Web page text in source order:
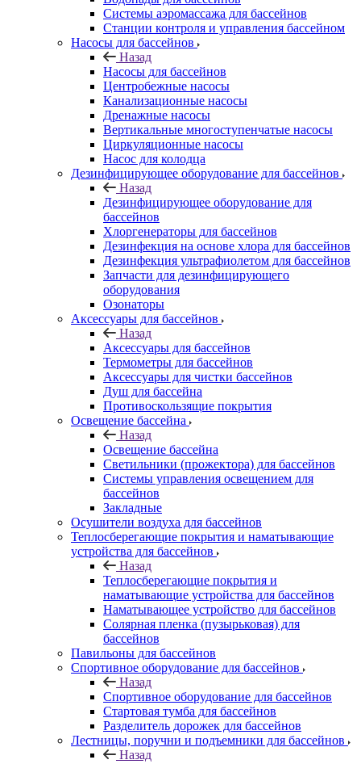
Системы аэромассажа для бассейнов
Станции контроля и управления бассейном
Насосы для бассейнов
Назад
Насосы для бассейнов
Центробежные насосы
Канализационные насосы
Дренажные насосы
Вертикальные многоступенчатые насосы
Циркуляционные насосы
Насос для колодца
Дезинфицирующее оборудование для бассейнов
Назад
Дезинфицирующее оборудование для
бассейнов
Хлоргенераторы для бассейнов
Дезинфекция на основе хлора для бассейнов
Дезинфекция ультрафиолетом для бассейнов
Запчасти для дезинфицирующего
оборудования
Озонаторы
Аксессуары для бассейнов
Назад
Аксессуары для бассейнов
Термометры для бассейнов
Аксессуары для чистки бассейнов
Душ для бассейна
Противоскользящие покрытия
Освещение бассейна
Назад
Освещение бассейна
Светильники (прожектора) для бассейнов
Системы управления освещением для
бассейнов
Закладные
Осушители воздуха для бассейнов
Теплосберегающие покрытия и наматывающие
устройства для бассейнов
Назад
Теплосберегающие покрытия и
наматывающие устройства для бассейнов
Наматывающее устройство для бассейнов
Солярная пленка (пузырьковая) для
бассейнов
Павильоны для бассейнов
Спортивное оборудование для бассейнов
Назад
Спортивное оборудование для бассейнов
Стартовая тумба для бассейнов
Разделитель дорожек для бассейнов
Лестницы, поручни и подъемники для бассейнов
Назад